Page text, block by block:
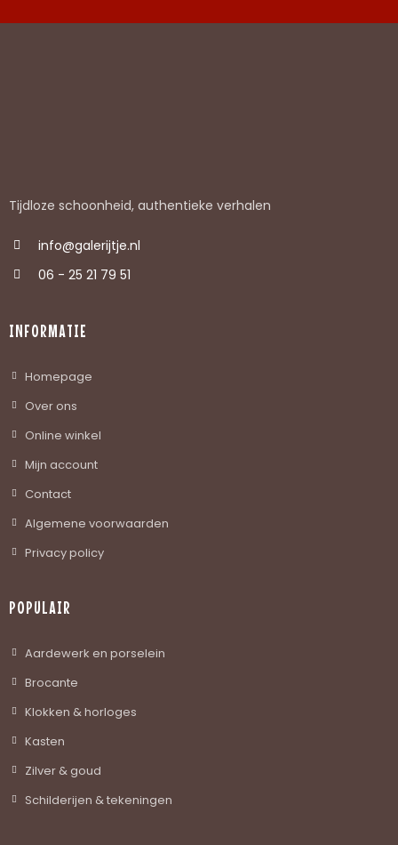
Tijdloze schoonheid, authentieke verhalen
info@galerijtje.nl
06 - 25 21 79 51
INFORMATIE
Homepage
Over ons
Online winkel
Mijn account
Contact
Algemene voorwaarden
Privacy policy
POPULAIR
Aardewerk en porselein
Brocante
Klokken & horloges
Kasten
Zilver & goud
Schilderijen & tekeningen